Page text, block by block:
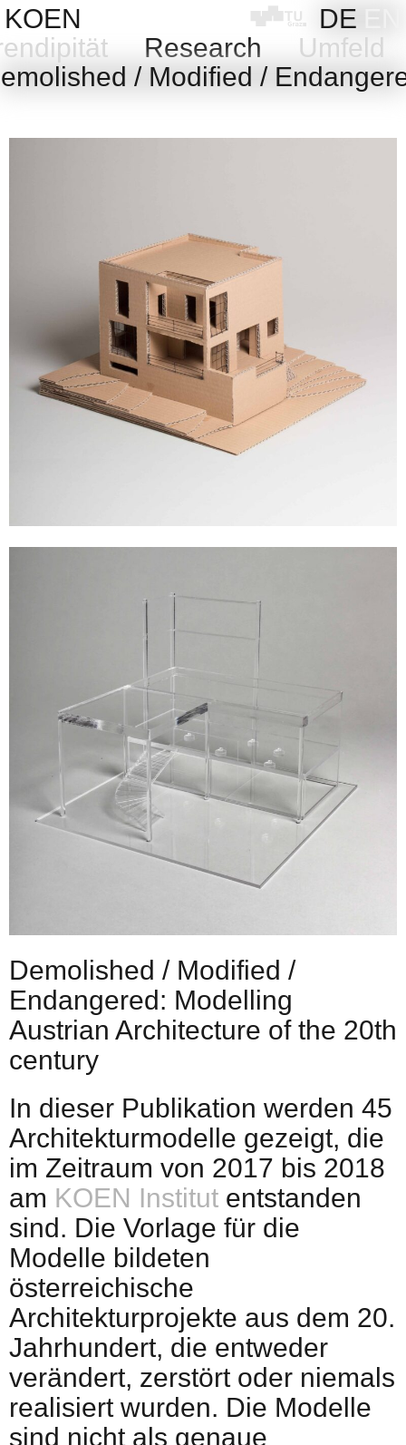
Skip
to
content
KOEN DE
Research
Umfeld
/ Modified /
Demolished / Modified /
Endangered: Modelling
Austrian Architecture of the 20th
century
In dieser Publikation werden 45
Architekturmodelle gezeigt, die
im Zeitraum von 2017 bis 2018
am KOEN Institut entstanden
sind. Die Vorlage für die
Modelle bildeten
österreichische
Architekturprojekte aus dem 20.
Jahrhundert, die entweder
verändert, zerstört oder niemals
realisiert wurden. Die Modelle
sind nicht als genaue